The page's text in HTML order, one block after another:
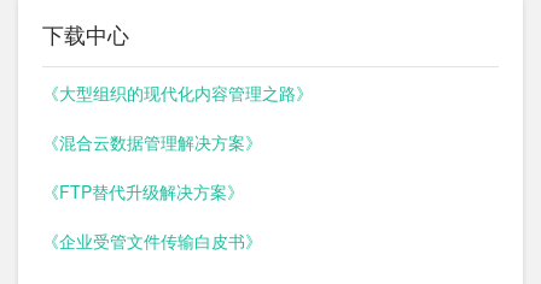
下载中心
《大型组织的现代化内容管理之路》
《混合云数据管理解决方案》
《FTP替代升级解决方案》
《企业受管文件传输白皮书》